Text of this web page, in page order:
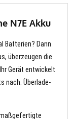
N7E Akku
Batterien? Dann
überzeugen die
Gerät entwickelt
nach. Überlade-